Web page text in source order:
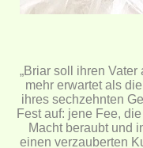
„Briar soll ihren
mehr erwartet als
ihres sechzehnten
Fest auf: jene Fee,
Macht beraubt und
einen verzauberten